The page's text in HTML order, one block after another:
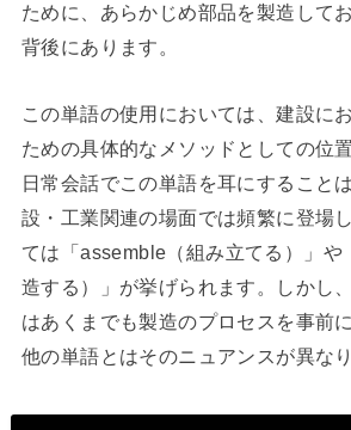
ために、あらかじめ部品を製造して
背後にあります。
この単語の使用においては、建設に
ための具体的なメソッドとしての位
日常会話でこの単語を耳にすること
設・工業関連の場面では頻繁に登場
ては「assemble（組み立てる）」や
造する）」が挙げられます。しかし
はあくまでも製造のプロセスを事前
他の単語とはそのニュアンスが異なり